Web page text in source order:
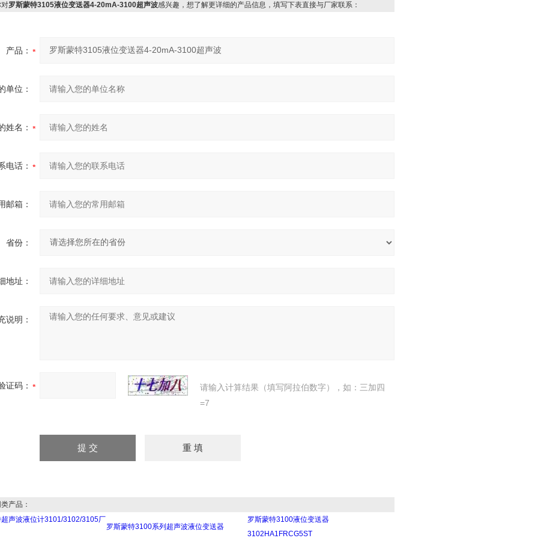
罗斯蒙特3105液位变送器4-20mA-3100超声波感兴趣，想了解更详细的产品信息，填写下表直接与厂家联系：
产品：
单位：
姓名：
电话：
邮箱：
省份：
地址：
说明：
证码：
请输入计算结果（填写阿拉伯数字），如：三加四
=7
产品：
超声波液位计3101/3102/3105厂
罗斯蒙特3100系列超声波液位变送器
罗斯蒙特3100液位变送器
3102HA1FRCG5ST